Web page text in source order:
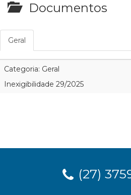
Documentos
Geral
Categoria: Geral
Inexigibilidade 29/2025
(27)